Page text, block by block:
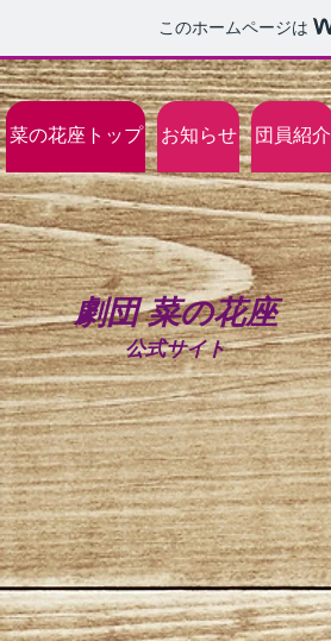
このホームページは
菜の花座トップ お知らせ 団員紹介
劇団 菜の花座
公式サイト